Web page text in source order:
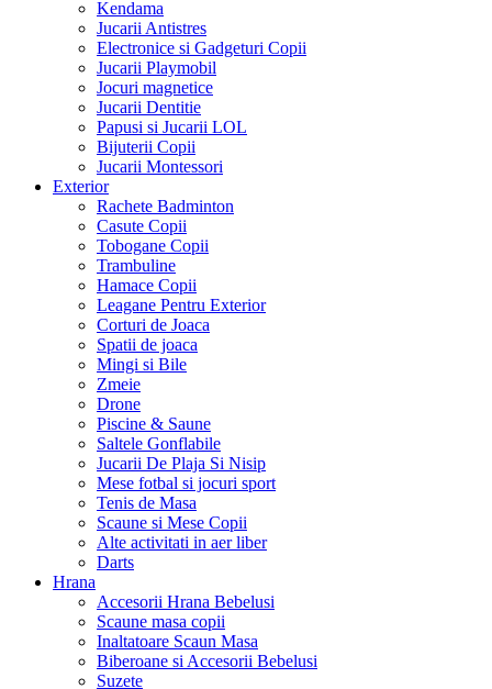
Kendama
Jucarii Antistres
Electronice si Gadgeturi Copii
Jucarii Playmobil
Jocuri magnetice
Jucarii Dentitie
Papusi si Jucarii LOL
Bijuterii Copii
Jucarii Montessori
Exterior
Rachete Badminton
Casute Copii
Tobogane Copii
Trambuline
Hamace Copii
Leagane Pentru Exterior
Corturi de Joaca
Spatii de joaca
Mingi si Bile
Zmeie
Drone
Piscine & Saune
Saltele Gonflabile
Jucarii De Plaja Si Nisip
Mese fotbal si jocuri sport
Tenis de Masa
Scaune si Mese Copii
Alte activitati in aer liber
Darts
Hrana
Accesorii Hrana Bebelusi
Scaune masa copii
Inaltatoare Scaun Masa
Biberoane si Accesorii Bebelusi
Suzete